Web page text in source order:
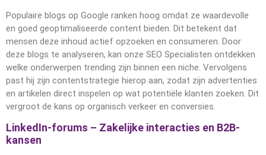
Populaire blogs op Google ranken hoog omdat ze waardevolle
en goed geoptimaliseerde content bieden. Dit betekent dat
mensen deze inhoud actief opzoeken en consumeren. Door
deze blogs te analyseren, kan onze SEO Specialisten ontdekken
welke onderwerpen trending zijn binnen een niche. Vervolgens
past hij zijn contentstrategie hierop aan, zodat zijn advertenties
en artikelen direct inspelen op wat potentiële klanten zoeken. Dit
vergroot de kans op organisch verkeer en conversies.
LinkedIn-forums – Zakelijke interacties en B2B-
kansen